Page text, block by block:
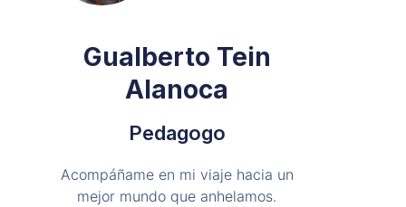
Gualberto Tein
Alanoca
Pedagogo
Acompáñame en mi viaje hacia un
mejor mundo que anhelamos.